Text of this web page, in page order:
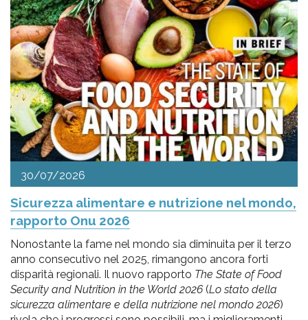
30/07/2026
Sicurezza alimentare e nutrizione nel mondo,
rapporto Onu 2026
Nonostante la fame nel mondo sia diminuita per il terzo
anno consecutivo nel 2025, rimangono ancora forti
disparità regionali. Il nuovo rapporto The State of Food
Security and Nutrition in the World 2026 (Lo stato della
sicurezza alimentare e della nutrizione nel mondo 2026)